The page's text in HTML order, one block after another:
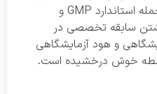
استانداردهای بین المللی از جمله استاندارد GMP و
17025 و با داشتن سابقه تخصصی در
و هود آزمایشگاهی
خوش درخشیده است.